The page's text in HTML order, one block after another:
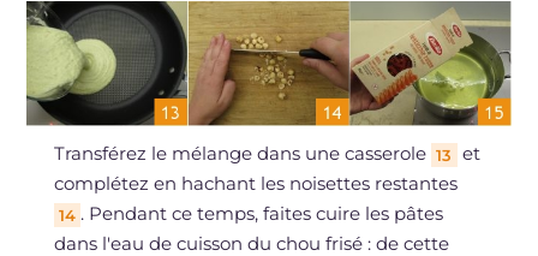
Transférez le mélange dans une casserole 13
et
complétez en hachant les noisettes restantes
14 . Pendant ce temps, faites cuire les pâtes
dans l'eau de cuisson du chou frisé : de cette